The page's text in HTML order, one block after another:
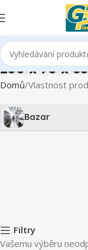
250 x 70 x
Domů Vlastnost
Bazar
Filtry
Vašemu výběru